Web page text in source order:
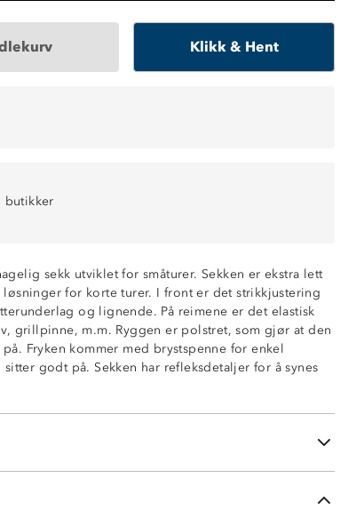
Klikk & Hent
sekk utviklet for småturer. Sekken er ekstra lett
for korte turer. I front er det strikkjustering
og lignende. På reimene er det elastisk
grillpinne, m.m. Ryggen er polstret, som gjør at den
Fryken kommer med brystspenne for enkel
godt på. Sekken har refleksdetaljer for å synes
i ryggen